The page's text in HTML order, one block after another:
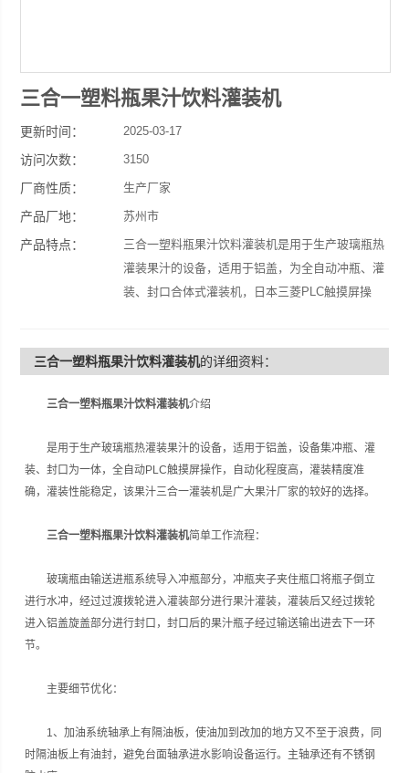
三合一塑料瓶果汁饮料灌装机
更新时间： 2025-03-17
访问次数： 3150
厂商性质： 生产厂家
产品厂地： 苏州市
产品特点：
三合一塑料瓶果汁饮料灌装机是用于生产玻璃瓶热
灌装果汁的设备，适用于铝盖，为全自动冲瓶、灌
装、封口合体式灌装机，日本三菱PLC触摸屏操
产量8000-10000瓶/小时
三合一塑料瓶果汁饮料灌装机的详细资料：
三合一塑料瓶果汁饮料灌装机介绍
是用于生产玻璃瓶热灌装果汁的设备，适用于铝盖，设备集冲瓶、灌
装、封口为一体，全自动PLC触摸屏操作，自动化程度高，灌装精度准
确，灌装性能稳定，该果汁三合一灌装机是广大果汁厂家的较好的选择。
三合一塑料瓶果汁饮料灌装机简单工作流程：
玻璃瓶由输送进瓶系统导入冲瓶部分，冲瓶夹子夹住瓶口将瓶子倒立
进行水冲，经过过渡拨轮进入灌装部分进行果汁灌装，灌装后又经过拨轮
进入铝盖旋盖部分进行封口，封口后的果汁瓶子经过输送输出进去下一环
节。
主要细节优化：
1、加油系统轴承上有隔油板，使油加到改加的地方又不至于浪费，同
时隔油板上有油封，避免台面轴承进水影响设备运行。主轴承还有不锈钢